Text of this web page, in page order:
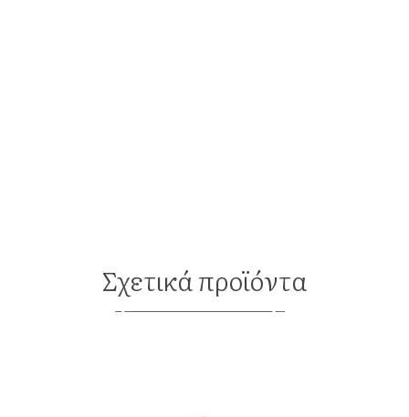
Σχετικά προϊόντα